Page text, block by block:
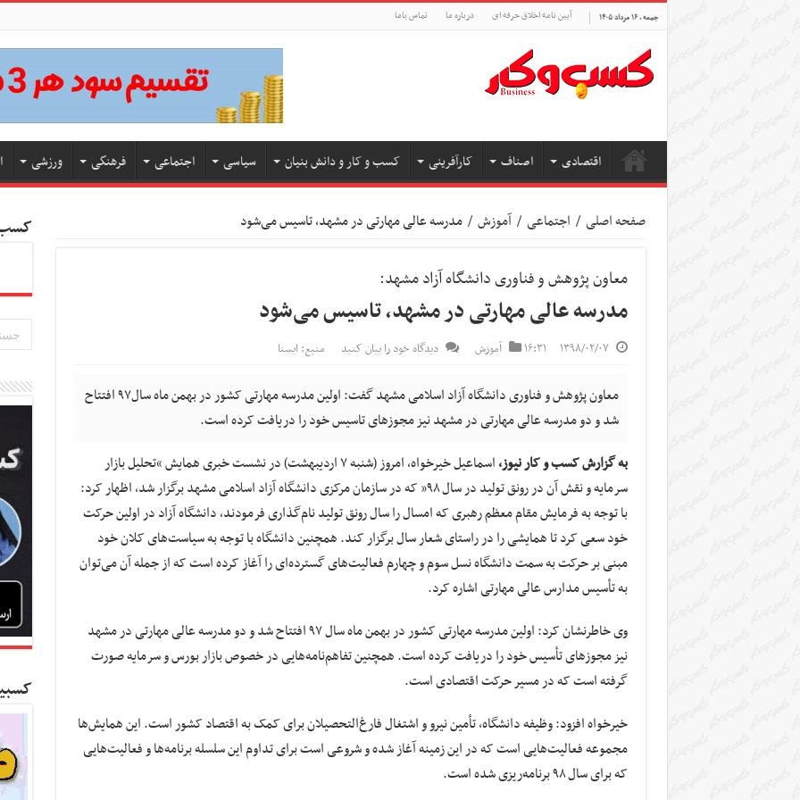
جمعه , ۱۶ مرداد ۱۴۰۵ آیین نامه اخلاق حرفه ای درباره ما تماس باما
اقتصادی اصناف کارآفرینی کسب و کار و دانش بنیان سیاسی اجتماعی فرهنگی ورزشی
صفحه اصلی / اجتماعی / آموزش / مدرسه عالی مهارتی در مشهد، تاسیس می‌شود
معاون پژوهش و فناوری دانشگاه آزاد مشهد:
مدرسه عالی مهارتی در مشهد، تاسیس می‌شود
۱۳۹۸/۰۲/۰۷ ۱۶:۳۱ آموزش دیدگاه خود را بیان کنید منبع: ایسنا
معاون پژوهش و فناوری دانشگاه آزاد اسلامی مشهد گفت: اولین مدرسه مهارتی کشور در بهمن ماه سال۹۷ افتتاح
شد و دو مدرسه عالی مهارتی در مشهد نیز مجوزهای تاسیس خود را دریافت کرده است.
به گزارش کسب و کار نیوز،
اسماعیل خیرخواه، امروز (شنبه ۷ اردیبهشت) در نشست خبری همایش “تحلیل بازار
سرمایه و نقش آن در رونق تولید در سال ۹۸” که در سازمان مرکزی دانشگاه آزاد اسلامی مشهد برگزار شد، اظهار کرد:
با توجه به فرمایش مقام معظم رهبری که امسال را سال رونق تولید نام‌گذاری فرمودند، دانشگاه آزاد در اولین حرکت
خود سعی کرد تا همایشی را در راستای شعار سال برگزار کند. همچنین دانشگاه با توجه به سیاست‌های کلان خود
مبنی بر حرکت به سمت دانشگاه نسل سوم و چهارم فعالیت‌های گسترده‌ای را آغاز کرده است که از جمله آن می‌توان
به تأسیس مدارس عالی مهارتی اشاره کرد.
وی خاطرنشان کرد: اولین مدرسه مهارتی کشور در بهمن ماه سال ۹۷ افتتاح شد و دو مدرسه عالی مهارتی در مشهد
نیز مجوزهای تأسیس خود را دریافت کرده است. همچنین تفاهم‌نامه‌هایی در خصوص بازار بورس و سرمایه صورت
گرفته است که در مسیر حرکت اقتصادی است.
خیرخواه افزود: وظیفه دانشگاه، تأمین نیرو و اشتغال فارغ‌التحصیلان برای کمک به اقتصاد کشور است. این همایش‌ها
مجموعه فعالیت‌هایی است که در این زمینه آغاز شده و شروعی است برای تداوم این سلسله برنامه‌ها و فعالیت‌هایی
که برای سال ۹۸ برنامه‌ریزی شده است.
کسب